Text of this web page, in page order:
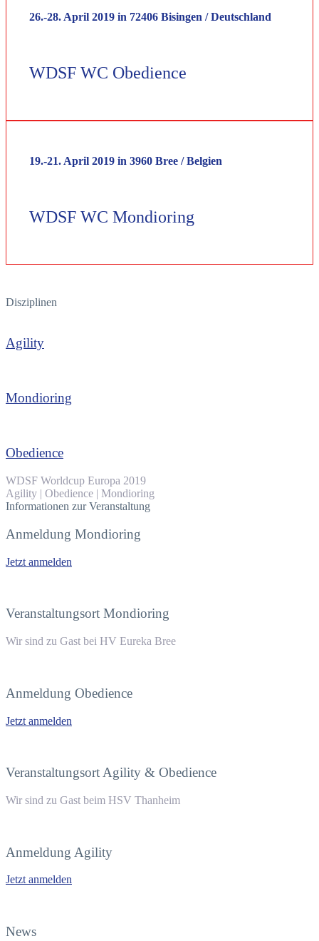
26.-28. April 2019 in 72406 Bisingen / Deutschland
WDSF WC Obedience
19.-21. April 2019 in 3960 Bree / Belgien
WDSF WC Mondioring
Disziplinen
Agility
Mondioring
Obedience
WDSF Worldcup Europa 2019
Agility | Obedience | Mondioring
Informationen zur Veranstaltung
Anmeldung Mondioring
Jetzt anmelden
Veranstaltungsort Mondioring
Wir sind zu Gast bei HV Eureka Bree
Anmeldung Obedience
Jetzt anmelden
Veranstaltungsort Agility & Obedience
Wir sind zu Gast beim HSV Thanheim
Anmeldung Agility
Jetzt anmelden
News